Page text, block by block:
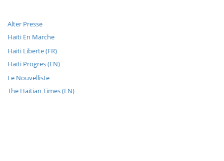
Alter Presse
Haïti En Marche
Haiti Liberte (FR)
Haïti Progres (EN)
Le Nouvelliste
The Haitian Times (EN)